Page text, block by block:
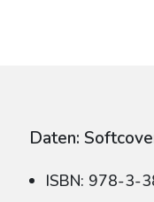
Daten:
ISBN: 978-3-